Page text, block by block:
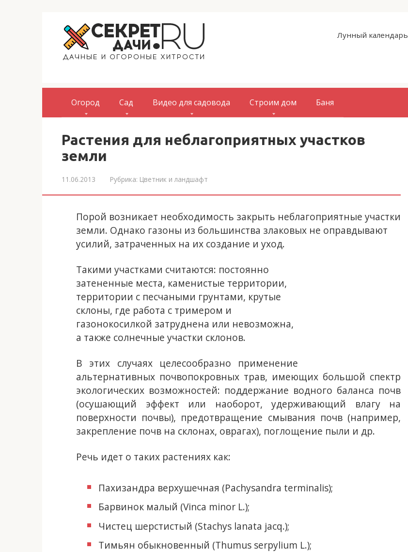
Лунный календарь
Огород Сад Видео для садовода Строим дом Баня
Растения для неблагоприятных участков
земли
11.06.2013 Рубрика: Цветник и ландшафт
Порой возникает необходимость закрыть неблагоприятные участки
земли. Однако газоны из большинства злаковых не оправдывают
усилий, затраченных на их создание и уход.
Такими участками считаются: постоянно
затененные места, каменистые территории,
территории с песчаными грунтами, крутые
склоны, где работа с тримером и
газонокосилкой затруднена или невозможна,
а также солнечные участки склонов.
В этих случаях целесообразно применение
альтернативных почвопокровных трав, имеющих большой спектр
экологических возможностей: поддержание водного баланса почв
(осушающий эффект или наоборот, удерживающий влагу на
поверхности почвы), предотвращение смывания почв (например,
закрепление почв на склонах, оврагах), поглощение пыли и др.
Речь идет о таких растениях как:
Пахизандра верхушечная (Pachysandra terminalis);
Барвинок малый (Vinca minor L.);
Чистец шерстистый (Stachys lanata jacq.);
Тимьян обыкновенный (Thumus serpylium L.);